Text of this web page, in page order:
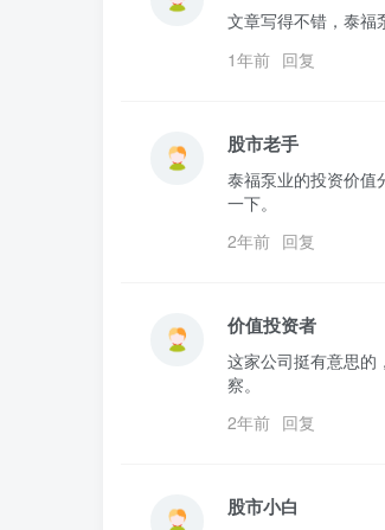
文章写得不错，泰福
1年前 回复
股市老手
泰福泵业的投资价值
一下。
2年前 回复
价值投资者
这家公司挺有意思的
察。
2年前 回复
股市小白